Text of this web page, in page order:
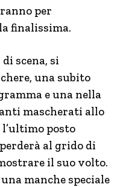
per
finalissima.
scena, si
una subito
e una nella
mascherati allo
posto
al grido di
il suo volto.
manche speciale